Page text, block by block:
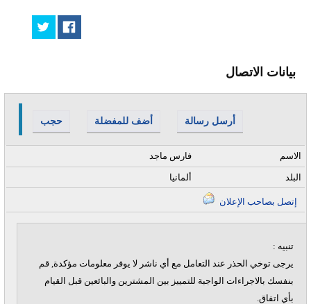
بيانات الاتصال
حجب أضف للمفضلة أرسل رسالة
فارس ماجد الاسم
ألمانيا البلد
تنبيه :
يرجى توخي الحذر عند التعامل مع أي ناشر لا يوفر معلومات مؤكدة, قم
بنفسك بالاجراءات الواجبة للتمييز بين المشترين والبائعين قبل القيام
بأي اتفاق.